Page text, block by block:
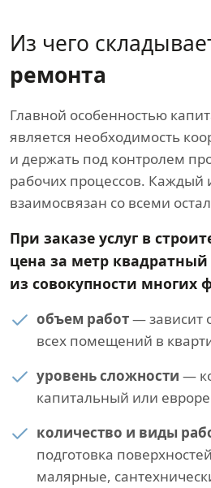
Из чего
ремонта
Главной особенностью
является необходимость
и держать под контролем
рабочих процессов. Каждый
взаимосвязан со всеми
При заказе услуг в
цена за метр
из совокупности многих
объем работ— зависит
всех помещений в
уровень сложности —
капитальный или
количество и виды
подготовка
малярные,